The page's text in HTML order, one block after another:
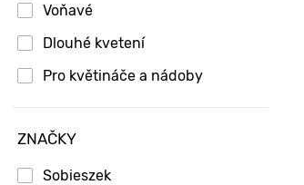
Voňavé
Dlouhé kvetení
Pro květináče a nádoby
ZNAČKY
Sobieszek